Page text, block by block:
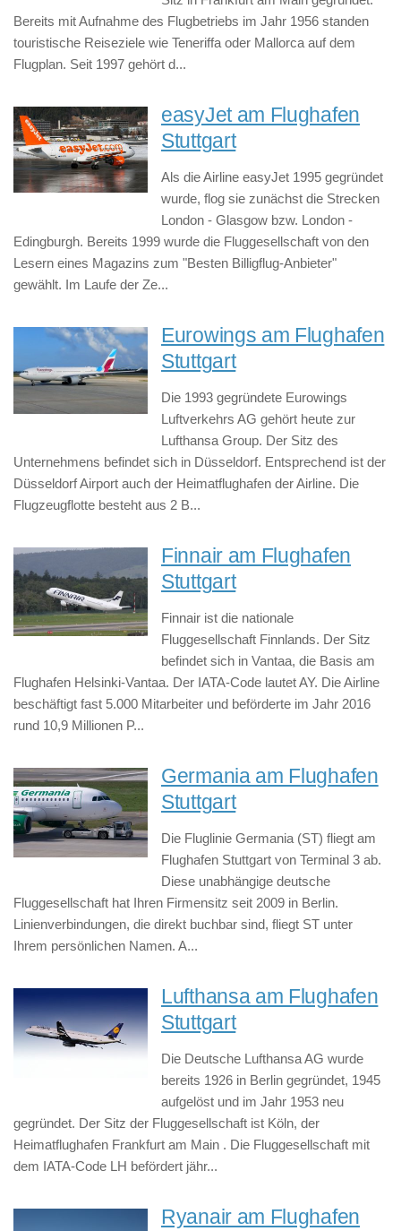
Bereits mit Aufnahme des Flugbetriebs im Jahr 1956 standen
touristische Reiseziele wie Teneriffa oder Mallorca auf dem
Flugplan. Seit 1997 gehört d...
easyJet am Flughafen
Stuttgart
Als die Airline easyJet 1995 gegründet
wurde, flog sie zunächst die Strecken
London - Glasgow bzw. London -
Edingburgh. Bereits 1999 wurde die Fluggesellschaft von den
Lesern eines Magazins zum "Besten Billigflug-Anbieter"
gewählt. Im Laufe der Ze...
Eurowings am Flughafen
Stuttgart
Die 1993 gegründete Eurowings
Luftverkehrs AG gehört heute zur
Lufthansa Group. Der Sitz des
Unternehmens befindet sich in Düsseldorf. Entsprechend ist der
Düsseldorf Airport auch der Heimatflughafen der Airline. Die
Flugzeugflotte besteht aus 2 B...
Finnair am Flughafen
Stuttgart
Finnair ist die nationale
Fluggesellschaft Finnlands. Der Sitz
befindet sich in Vantaa, die Basis am
Flughafen Helsinki-Vantaa. Der IATA-Code lautet AY. Die Airline
beschäftigt fast 5.000 Mitarbeiter und beförderte im Jahr 2016
rund 10,9 Millionen P...
Germania am Flughafen
Stuttgart
Die Fluglinie Germania (ST) fliegt am
Flughafen Stuttgart von Terminal 3 ab.
Diese unabhängige deutsche
Fluggesellschaft hat Ihren Firmensitz seit 2009 in Berlin.
Linienverbindungen, die direkt buchbar sind, fliegt ST unter
Ihrem persönlichen Namen. A...
Lufthansa am Flughafen
Stuttgart
Die Deutsche Lufthansa AG wurde
bereits 1926 in Berlin gegründet, 1945
aufgelöst und im Jahr 1953 neu
gegründet. Der Sitz der Fluggesellschaft ist Köln, der
Heimatflughafen Frankfurt am Main . Die Fluggesellschaft mit
dem IATA-Code LH befördert jähr...
Ryanair am Flughafen